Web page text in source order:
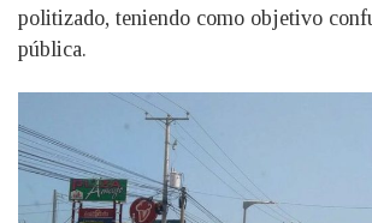
politizado, teniendo como objetivo
pública.